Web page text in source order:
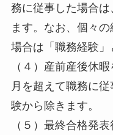
務に従事した場合
ます。なお、個々
場合は「職務経験」
（４）産前産後休
月を超えて職務に
験から除きます。
（５）最終合格発